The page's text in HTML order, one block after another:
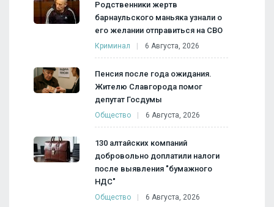
Родственники жертв
барнаульского маньяка узнали о
его желании отправиться на СВО
Криминал 6 Августа, 2026
Пенсия после года ожидания.
Жителю Славгорода помог
депутат Госдумы
Общество 6 Августа, 2026
130 алтайских компаний
добровольно доплатили налоги
после выявления "бумажного
НДС"
Общество 6 Августа, 2026